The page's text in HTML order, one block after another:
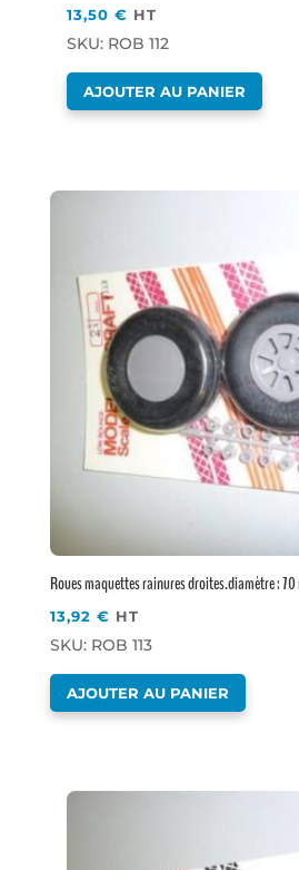
13,50 € HT
SKU: ROB 112
AJOUTER AU PANIER
Roues maquettes rainures droites.diamètre : 70
13,92€ HT
SKU: ROB 113
AJOUTER AU PANIER